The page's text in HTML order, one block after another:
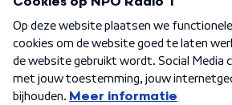
Algemene voorwaarden